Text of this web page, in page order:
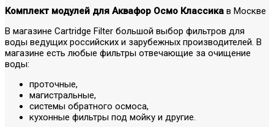
Комплект модулей для Аквафор Осмо Классика в Москве
В магазине Cartridge Filter большой выбор фильтров для
воды ведущих российских и зарубежных производителей. В
магазине есть любые фильтры отвечающие за очищение
воды:
проточные,
магистральные,
системы обратного осмоса,
кухонные фильтры под мойку и другие.